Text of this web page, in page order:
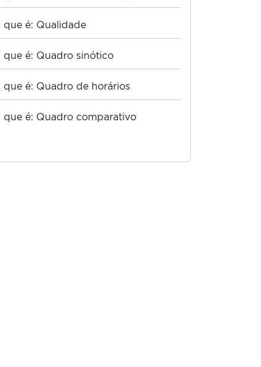
que é: Qualidade
que é: Quadro sinótico
que é: Quadro de horários
que é: Quadro comparativo